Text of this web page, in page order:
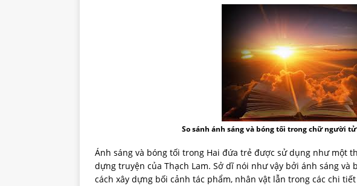
So sánh ánh sáng và bóng tối trong chữ người
Ánh sáng và bóng tối trong Hai đứa trẻ được sử dụng như một
dựng truyện của Thạch Lam. Sở dĩ nói như vậy bởi ánh sáng
cách xây dựng bối cảnh tác phẩm, nhân vật lẫn trong các chi